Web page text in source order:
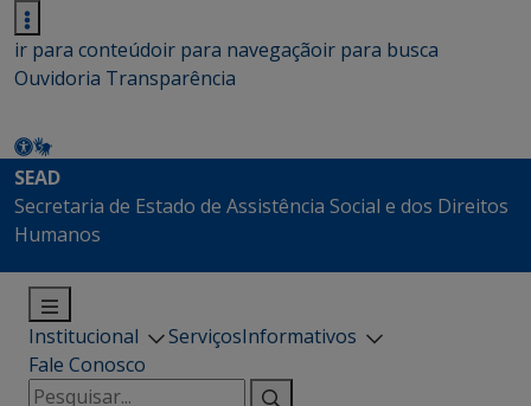
ir para conteúdoir para navegaçãoir para busca
Ouvidoria Transparência
SEAD
Secretaria de Estado de Assistência Social e dos Direitos
Humanos
Institucional ServiçosInformativos
Fale Conosco
Pesquisar